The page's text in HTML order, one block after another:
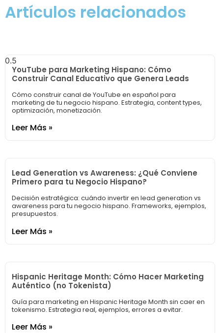
Artículos relacionados
YouTube para Marketing Hispano: Cómo
Construir Canal Educativo que Genera Leads
Cómo construir canal de YouTube en español para
marketing de tu negocio hispano. Estrategia, content types,
optimización, monetización.
Leer Más »
Lead Generation vs Awareness: ¿Qué Conviene
Primero para tu Negocio Hispano?
Decisión estratégica: cuándo invertir en lead generation vs
awareness para tu negocio hispano. Frameworks, ejemplos,
presupuestos.
Leer Más »
Hispanic Heritage Month: Cómo Hacer Marketing
Auténtico (no Tokenista)
Guía para marketing en Hispanic Heritage Month sin caer en
tokenismo. Estrategia real, ejemplos, errores a evitar.
Leer Más »